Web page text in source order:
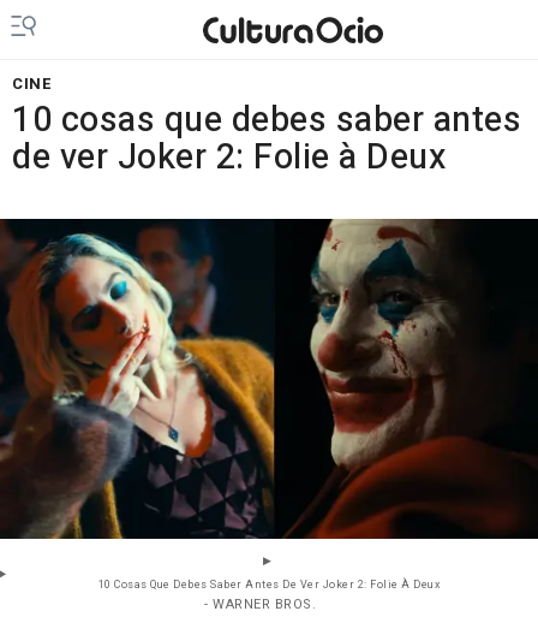
CINE
10 cosas que debes saber antes
de ver Joker 2: Folie à Deux
10 Cosas Que Debes Saber Antes De Ver Joker 2: Folie À Deux
- WARNER BROS.